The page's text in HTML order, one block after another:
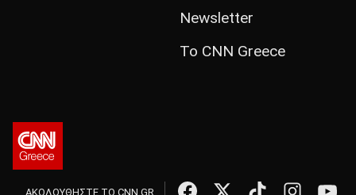
Newsletter
Το CNN Greece
ΑΚΟΛΟΥΘΗΣΤΕ ΤΟ CNN.GR